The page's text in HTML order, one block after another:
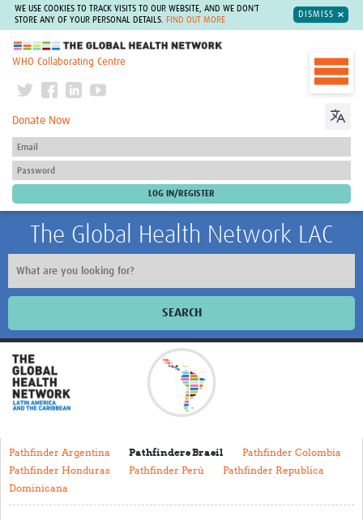
WE USE COOKIES TO TRACK VISITS TO OUR WEBSITE, AND WE DON'T
STORE ANY OF YOUR PERSONAL DETAILS.
FIND OUT MORE
DISMISS
The Global Health Network
WHO Collaborating Centre
Donate Now
The Global Health Network LAC
SEARCH
Inicio
Acerca de
Contacto
Pathfinder Argentina Pathfinders Brasil
Pathfinder Colombia
Pathfinder Honduras
Pathfinder Perú
Pathfinder Republica
Dominicana